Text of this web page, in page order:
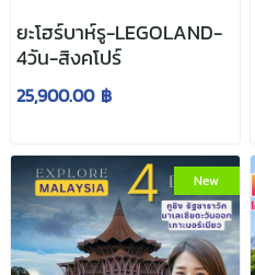
ยะโฮร์บาห์รู-LEGOLAND-
4วัน-สิงคโปร์
25,900.00 ฿
New